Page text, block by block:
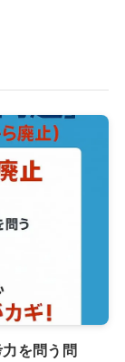
を問う問